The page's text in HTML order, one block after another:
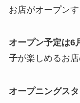
お店がオープン
オープン予定は6
子が楽しめるお店
オープニングス